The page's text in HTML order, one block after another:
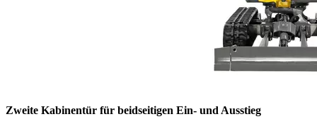
Zweite Kabinentür für beidseitigen Ein- und Ausstieg